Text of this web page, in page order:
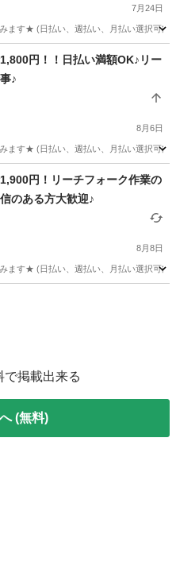
7月24日
ます★ (日払い、週払い、月払い選択可
1,800円！！日払い満額OK♪リー
♪
8月6日
ます★ (日払い、週払い、月払い選択可
1,900円！リーチフォーク作業の
のある方大歓迎♪
8月8日
ます★ (日払い、週払い、月払い選択可
で掲載出来る
(無料)